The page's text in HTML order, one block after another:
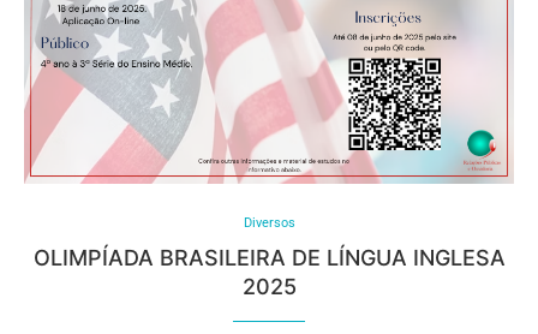
Diversos
OLIMPÍADA BRASILEIRA DE LÍNGUA INGLESA
2025